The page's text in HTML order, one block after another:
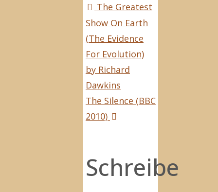
The Greatest
Show On Earth
(The Evidence
For Evolution)
by Richard
Dawkins
The Silence (BBC
2010)
Schreibe